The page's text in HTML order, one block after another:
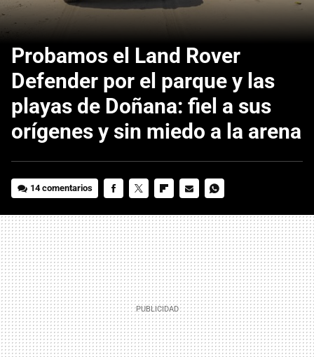
Probamos el Land Rover
Defender por el parque y las
playas de Doñana: fiel a sus
orígenes y sin miedo a la arena
14 comentarios
MAIL